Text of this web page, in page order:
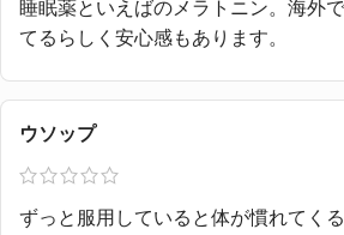
睡眠薬といえばのメラトニン。海外
てるらしく安心感もあります。
ウソップ
ずっと服用していると体が慣れてく